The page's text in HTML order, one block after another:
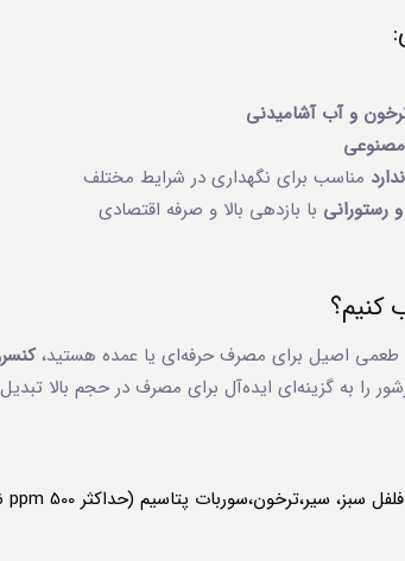
و آب آشامیدنی
مناسب برای نگهداری در شرایط مختلف
با بازدهی بالا و صرفه اقتصادی
طعمی اصیل برای مصرف حرفه‌ای یا عمده هستید،کنسرو
را به گزینه‌ای ایده‌آل برای مصرف در حجم بالا